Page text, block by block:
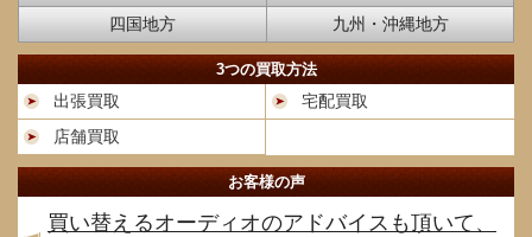
四国地方
九州・沖縄地方
3つの買取方法
出張買取
宅配買取
店舗買取
お客様の声
買い替えるオーディオのアドバイスも頂いて、